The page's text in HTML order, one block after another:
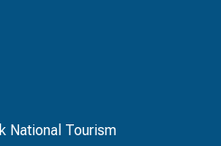
National Tourism